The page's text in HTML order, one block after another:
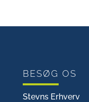
BESØG OS
Stevns Erhverv